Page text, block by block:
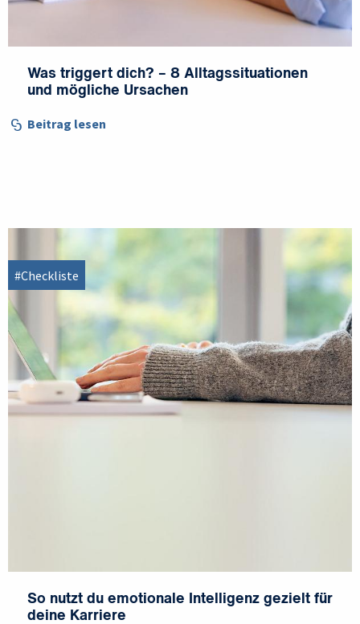
Was triggert dich? – 8 Alltagssituationen
und mögliche Ursachen
Beitrag lesen
#Checkliste
So nutzt du emotionale Intelligenz gezielt für
deine Karriere